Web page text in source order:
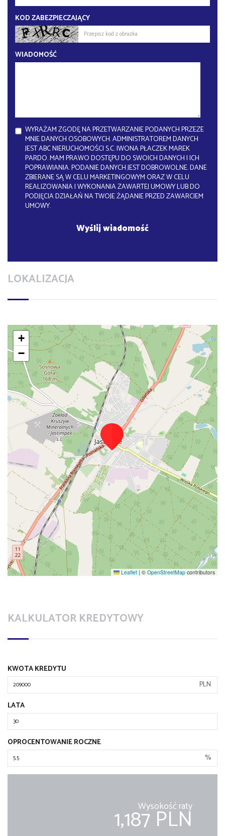
KOD ZABEZPIECZAJĄCY
WIADOMOŚĆ
WYRAŻAM ZGODĘ NA PRZETWARZANIE PODANYCH PRZEZE
MNIE DANYCH OSOBOWYCH. ADMINISTRATOREM DANYCH
JEST ABC NIERUCHOMOŚCI S.C. IWONA PŁACZEK MAREK
PARDO. MAM PRAWO DOSTĘPU DO SWOICH DANYCH I ICH
POPRAWIANIA. PODANIE DANYCH JEST DOBROWOLNE. DANE
ZBIERANE SĄ W CELU MARKETINGOWYM ORAZ W CELU
REALIZOWANIA I WYKONANIA ZAWARTEJ UMOWY LUB DO
PODJĘCIA DZIAŁAŃ NA TWOJE ŻĄDANIE PRZED ZAWARCIEM
UMOWY.
LOKALIZACJA
+
−
Leaflet | © OpenStreetMap contributors
KALKULATOR KREDYTOWY
KWOTA KREDYTU
PLN
LATA
OPROCENTOWANIE ROCZNE
%
Wysokość raty
1,187 PLN